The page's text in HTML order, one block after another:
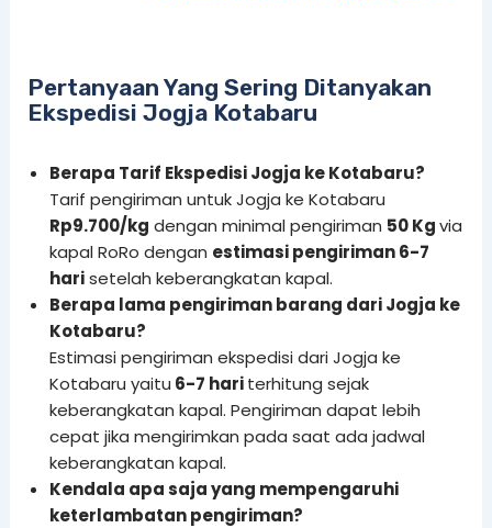
Pertanyaan Yang Sering Ditanyakan
Ekspedisi Jogja Kotabaru
Berapa Tarif Ekspedisi Jogja ke Kotabaru?
Tarif pengiriman untuk Jogja ke Kotabaru
Rp9.700/kg dengan minimal pengiriman 50 Kgvia
kapal RoRo dengan estimasi pengiriman 6-7
harisetelah keberangkatan kapal.
Berapa lama pengiriman barang dari Jogja ke
Kotabaru?
Estimasi pengiriman ekspedisi dari Jogja ke
Kotabaru yaitu 6-7 hariterhitung sejak
keberangkatan kapal. Pengiriman dapat lebih
cepat jika mengirimkan pada saat ada jadwal
keberangkatan kapal.
Kendala apa saja yang mempengaruhi
keterlambatan pengiriman?